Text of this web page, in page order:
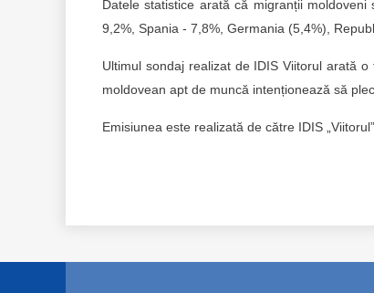
Datele statistice arată că migranții
9,2%, Spania - 7,8%, Germania (5,4%),
Ultimul sondaj realizat de IDIS Viitorul arată
moldovean apt de muncă intenționează să
Emisiunea este realizată de către IDIS